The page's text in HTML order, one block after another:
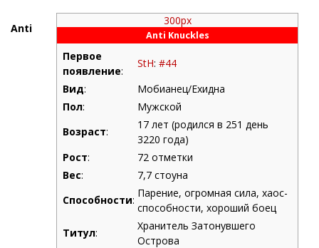
300px
Anti Knuckles
Первое
появление:
StH: #44
Вид:
Мобианец/Ехидна
Пол:
Мужской
Возраст:
17 лет (родился в 251 день
3220 года)
Рост:
72 отметки
Вес:
7,7 стоуна
Способности:
Парение, огромная сила, хаос-
способности, хороший боец
Титул:
Хранитель Затонувшего
Острова
Anti